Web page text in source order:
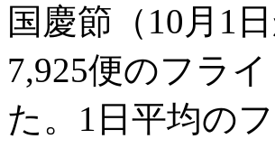
国慶節（10月1
7,925便のフラ
た。1日平均の